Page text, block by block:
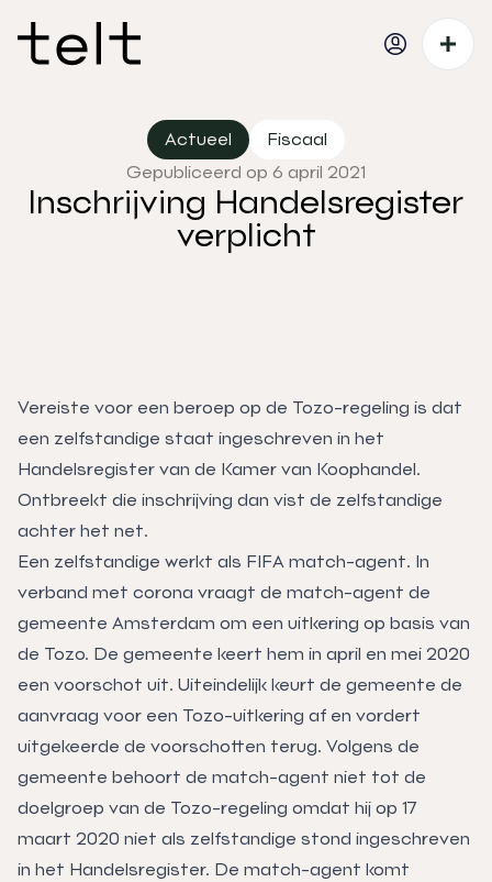
Actueel
Fiscaal
Gepubliceerd op 6 april 2021
Inschrijving Handelsregister
verplicht
Vereiste voor een beroep op de Tozo-regeling is dat
een zelfstandige staat ingeschreven in het
Handelsregister van de Kamer van Koophandel.
Ontbreekt die inschrijving dan vist de zelfstandige
achter het net.
Een zelfstandige werkt als FIFA match-agent. In
verband met corona vraagt de match-agent de
gemeente Amsterdam om een uitkering op basis van
de Tozo. De gemeente keert hem in april en mei 2020
een voorschot uit. Uiteindelijk keurt de gemeente de
aanvraag voor een Tozo-uitkering af en vordert
uitgekeerde de voorschotten terug. Volgens de
gemeente behoort de match-agent niet tot de
doelgroep van de Tozo-regeling omdat hij op 17
maart 2020 niet als zelfstandige stond ingeschreven
in het Handelsregister. De match-agent komt